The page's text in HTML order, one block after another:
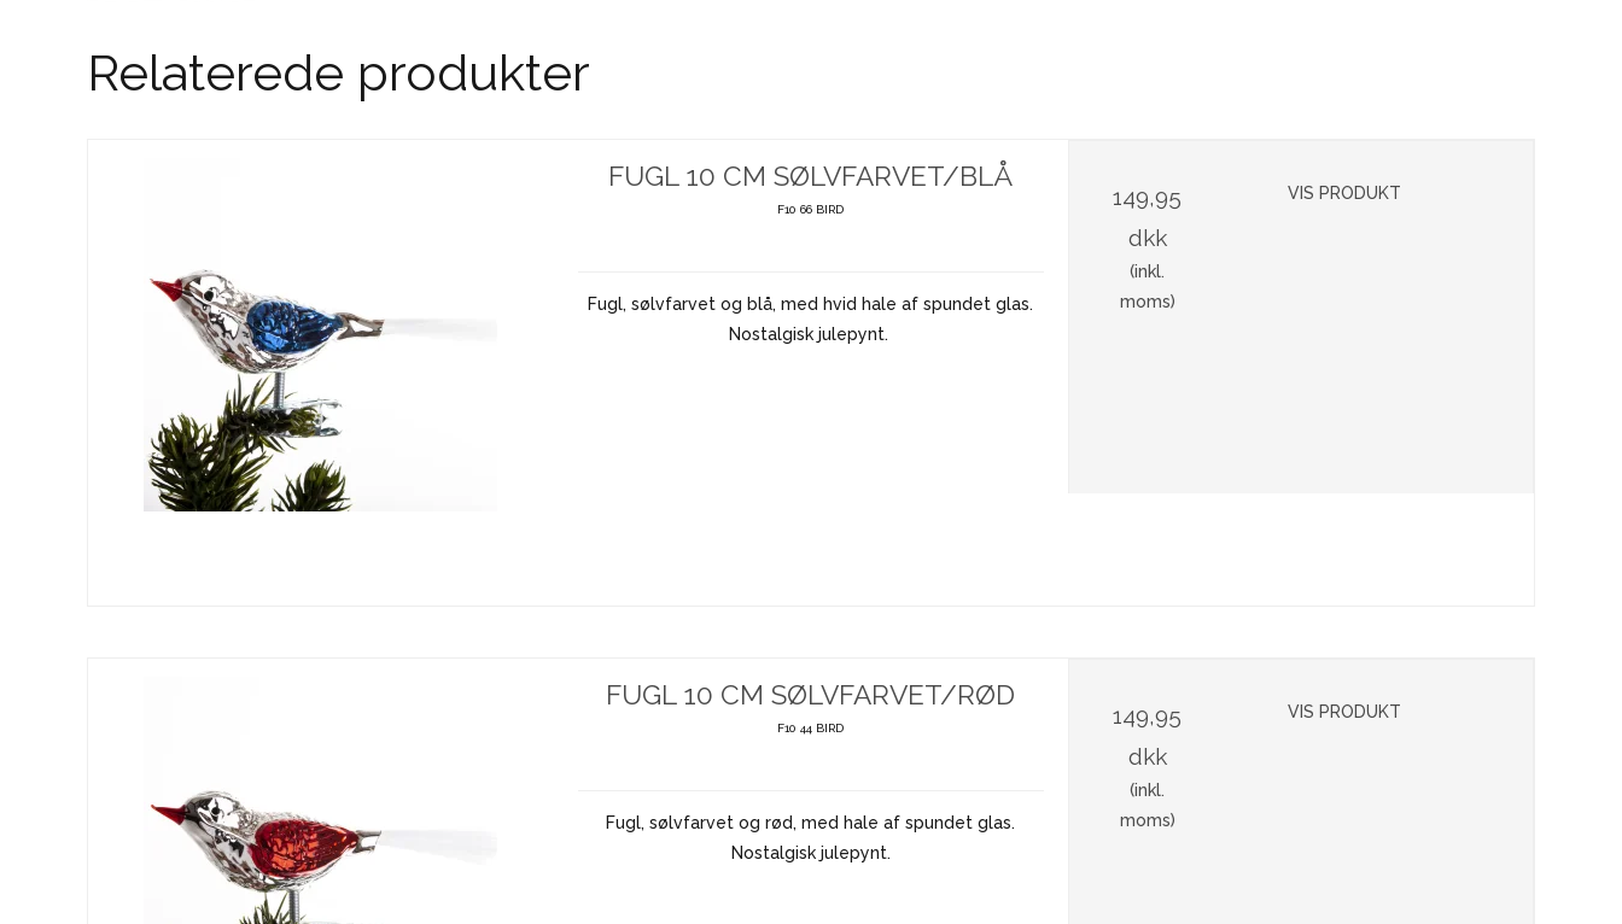
Relaterede produkter
FUGL 10 CM SØLVFARVET/BLÅ
F10 66 BIRD
Fugl, sølvfarvet og blå, med hvid hale af spundet glas.
Nostalgisk julepynt.
149,95
dkk
(inkl.
moms)
VIS PRODUKT
FUGL 10 CM SØLVFARVET/RØD
F10 44 BIRD
Fugl, sølvfarvet og rød, med hale af spundet glas.
Nostalgisk julepynt.
149,95
dkk
(inkl.
moms)
VIS PRODUKT